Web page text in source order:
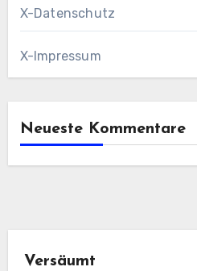
X-Datenschutz
X-Impressum
Neueste Kommentare
Versäumt